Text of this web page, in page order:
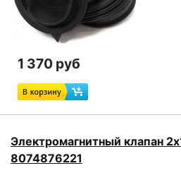
1 370 руб
Электромагнитный клапан
8074876221